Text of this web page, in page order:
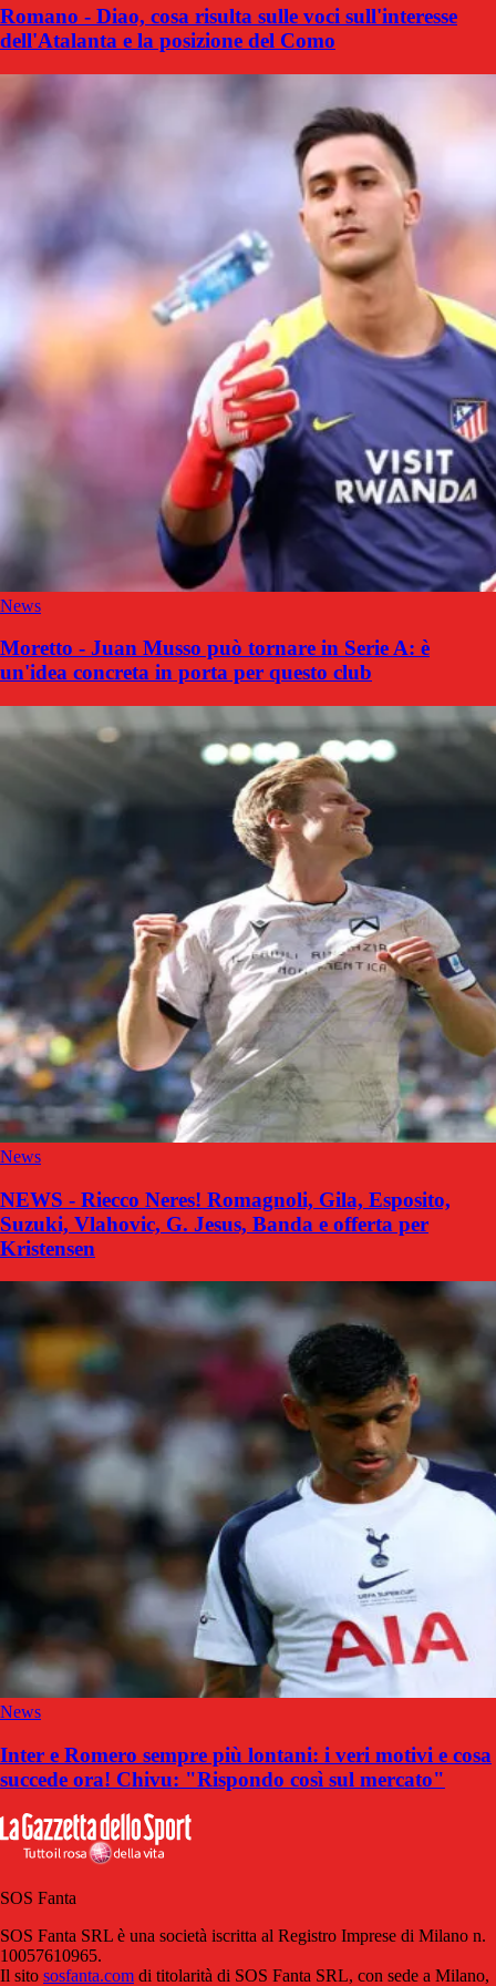
Romano - Diao, cosa risulta sulle voci sull'interesse
dell'Atalanta e la posizione del Como
News
Moretto - Juan Musso può tornare in Serie A: è
un'idea concreta in porta per questo club
News
NEWS - Riecco Neres! Romagnoli, Gila, Esposito,
Suzuki, Vlahovic, G. Jesus, Banda e offerta per
Kristensen
News
Inter e Romero sempre più lontani: i veri motivi e cosa
succede ora! Chivu: "Rispondo così sul mercato"
SOS Fanta
SOS Fanta SRL è una società iscritta al Registro Imprese di Milano n.
10057610965.
Il sito sosfanta.com di titolarità di SOS Fanta SRL, con sede a Milano,